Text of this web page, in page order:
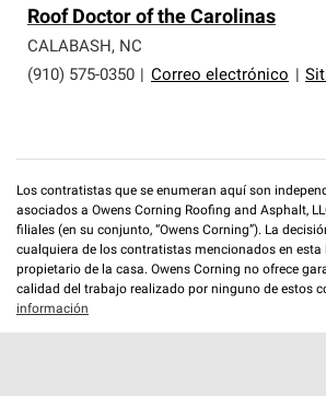
Roof Doctor of the Carolinas
CALABASH, NC
(910) 575-0350
Correo electrónico
Los contratistas que se enumeran aquí son
asociados a Owens Corning Roofing and Asphalt,
filiales (en su conjunto, “Owens Corning”). La
cualquiera de los contratistas mencionados en esta
propietario de la casa. Owens Corning no ofrece
calidad del trabajo realizado por ninguno de estos
información